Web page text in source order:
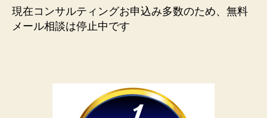
現在コンサルティングお申込み多数のため、無料
メール相談は停止中です